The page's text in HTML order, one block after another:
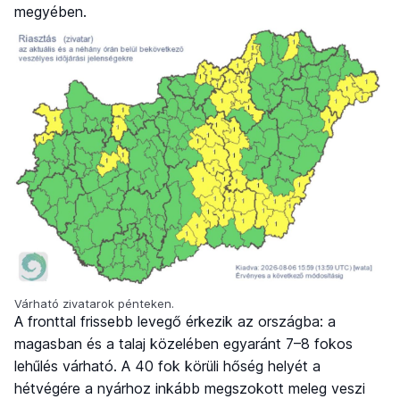
megyében.
Várható zivatarok pénteken.
A fronttal frissebb levegő érkezik az országba: a
magasban és a talaj közelében egyaránt 7–8 fokos
lehűlés várható. A 40 fok körüli hőség helyét a
hétvégére a nyárhoz inkább megszokott meleg veszi